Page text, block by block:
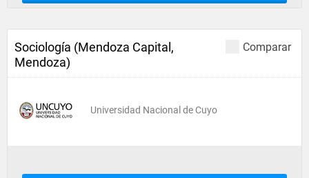
Comparar
Sociología (Mendoza Capital,
Mendoza)
Universidad Nacional de Cuyo